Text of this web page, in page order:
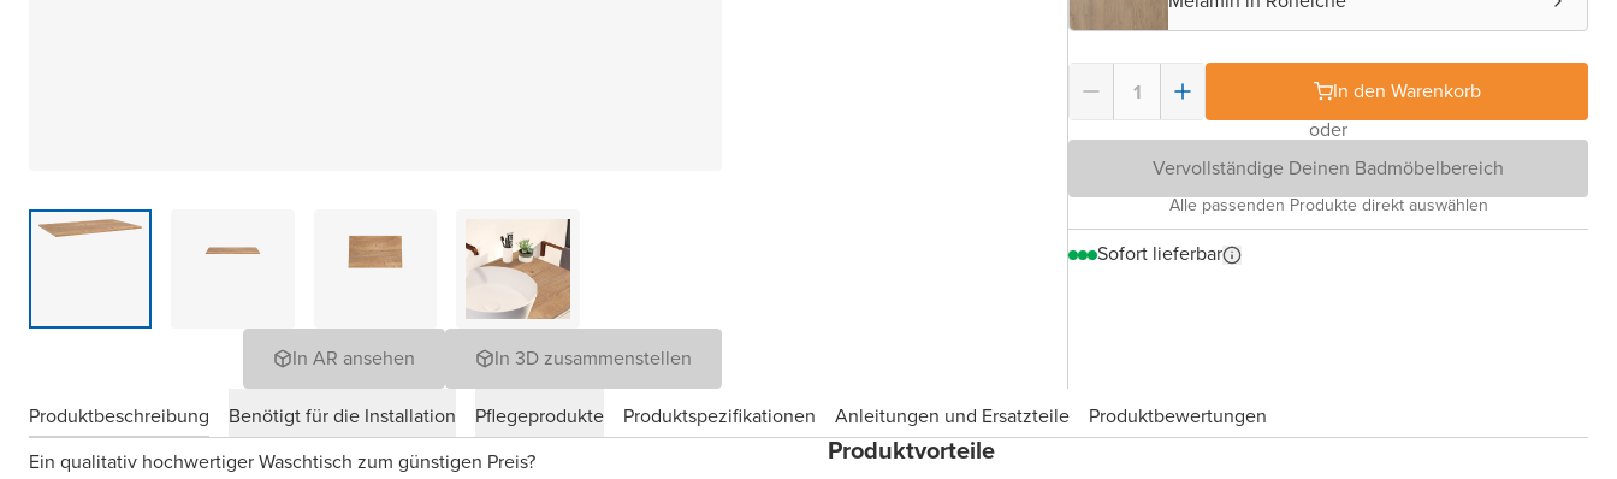
In AR ansehen In 3D zusammenstellen
In den Warenkorb
oder
Vervollständige Deinen Badmöbelbereich
Alle passenden Produkte direkt auswählen
Sofort lieferbar
Produktbeschreibung Benötigt für die Installation Pflegeprodukte Produktspezifikationen Anleitungen und Ersatzteile
Produktbewertungen
Ein qualitativ hochwertiger Waschtisch zum günstigen Preis?
Produktvorteile